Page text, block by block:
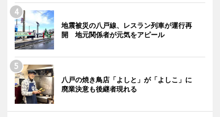
地震被災の八戸線、レスラン列車が運行再
開 地元関係者が元気をアピール
八戸の焼き鳥店「よしと」が「よしこ」に
廃業決意も後継者現れる